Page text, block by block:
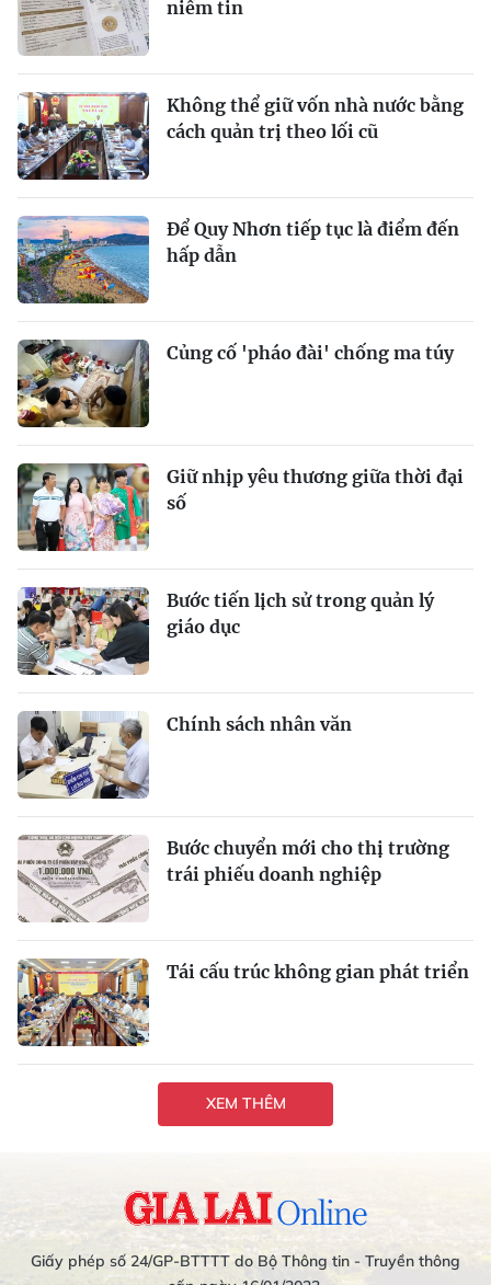
niềm tin
Không thể giữ vốn nhà nước bằng
cách quản trị theo lối cũ
Để Quy Nhơn tiếp tục là điểm đến
hấp dẫn
Củng cố 'pháo đài' chống ma túy
Giữ nhịp yêu thương giữa thời đại
số
Bước tiến lịch sử trong quản lý
giáo dục
Chính sách nhân văn
Bước chuyển mới cho thị trường
trái phiếu doanh nghiệp
Tái cấu trúc không gian phát triển
XEM THÊM
Giấy phép số 24/GP-BTTTT do Bộ Thông tin - Truyền thông